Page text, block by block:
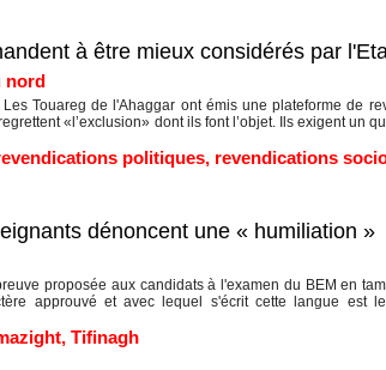
à être mieux considérés par
nord
Touareg de l'Ahaggar ont émis une plateforme de
«l’exclusion» dont ils font l’objet. Ils exigent un
politiques, revendications
dénoncent une « humiliation »
proposée aux candidats à l'examen du BEM en
approuvé et avec lequel s'écrit cette langue est
, Tifinagh